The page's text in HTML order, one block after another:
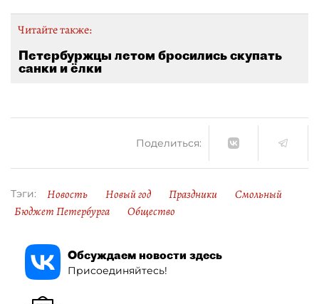
Читайте также:
Петербуржцы летом бросились скупать
санки и ёлки
Поделиться:
Тэги: Новость Новый год Праздники
Смольный
Бюджет Петербурга
Общество
Обсуждаем новости здесь
Присоединяйтесь!